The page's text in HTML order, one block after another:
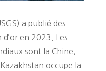
a publié des
en 2023. Les
sont la Chine,
Kazakhstan occupe la